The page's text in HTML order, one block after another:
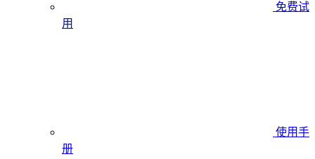
免费试
用
使用手
册